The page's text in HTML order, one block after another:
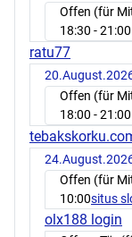
Offen (für
18:30 - 21:00
ratu77
Offen (für
18:00 - 21:00
Offen (für
10:00situs
olx188 login